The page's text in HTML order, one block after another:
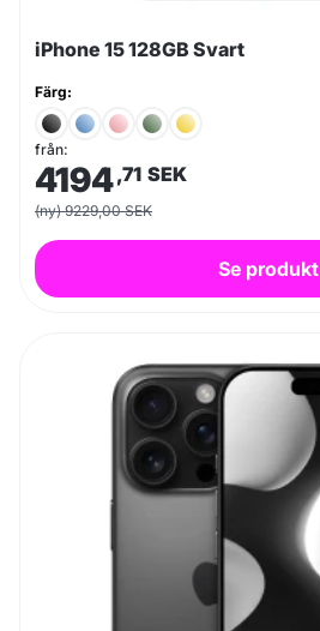
iPhone 15 128GB Svart
Färg:
från:
4194,71 SEK
(ny) 9229,00 SEK
Se produkt